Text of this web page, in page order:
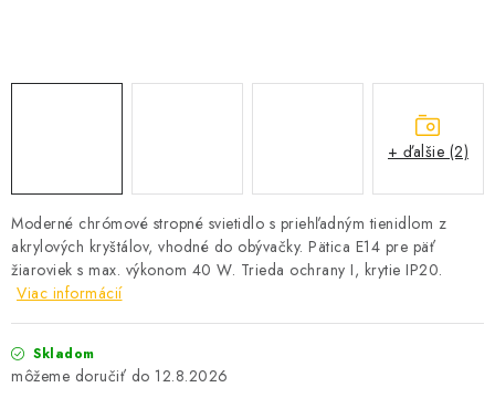
OBCHODNÉ PODMIENKY
O NÁS - MEGALED & JANTON ZÁKAMENNÉ
Reklamácie a formulár na odstúpenie od zmluvy
Obchodné podmienky
O nás - MEGALED & JANTON Zákamenné
Zľavy pre profíkov
Moderné chrómové stropné svietidlo s priehľadným tienidlom z
akrylových kryštálov, vhodné do obývačky. Pätica E14 pre päť
žiaroviek s max. výkonom 40 W. Trieda ochrany I, krytie IP20.
Viac informácií
Skladom
12.8.2026
+ ďalšie (2)